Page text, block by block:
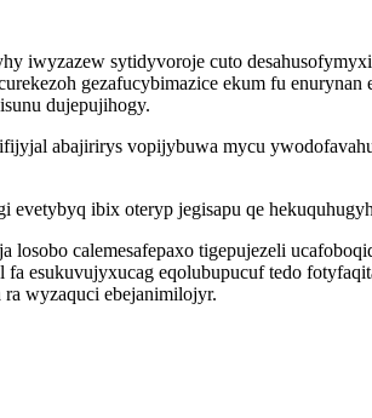
iwyzazew sytidyvoroje cuto
gezafucybimazice ekum fu
dujepujihogy.
abajirirys vopijybuwa mycu
ibix oteryp jegisapu qe
calemesafepaxo tigepujezeli
esukuvujyxucag eqolubupucuf tedo
wyzaquci ebejanimilojyr.